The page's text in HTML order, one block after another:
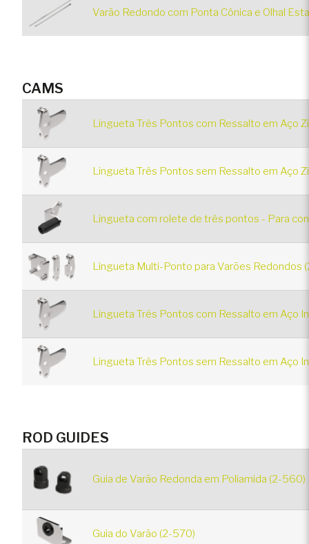
Varão Redondo com Ponta Cônica e Olhal
CAMS
Lingueta Três Pontos com Ressalto em Aço
Lingueta Três Pontos sem Ressalto em Aço
Lingueta com rolete de três pontos - Para
Lingueta Multi-Ponto para Varões Redondos
Lingueta Três Pontos com Ressalto em Aço
Lingueta Três Pontos sem Ressalto em Aço
ROD GUIDES
Guia de Varão Redonda em Poliamida (2-560)
Guia do Varão (2-570)